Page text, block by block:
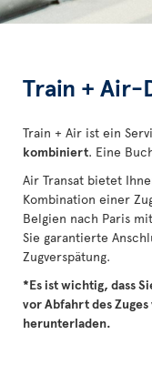
Train + Air-
Train + Air ist ein
kombiniert. Eine
Air Transat bietet
Kombination einer
Belgien nach Paris
Sie garantierte
Zugverspätung.
*Es ist wichtig, dass
vor Abfahrt des
herunterladen.